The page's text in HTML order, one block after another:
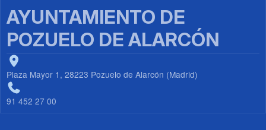
AYUNTAMIENTO DE
POZUELO DE ALARCÓN
Plaza Mayor 1, 28223 Pozuelo de Alarcón (Madrid)
91 452 27 00